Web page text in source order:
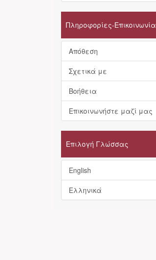
Πληροφορίες-Επικοινωνία
Απόθεση
Σχετικά με
Βοήθεια
Επικοινωνήστε μαζί μας
Επιλογή Γλώσσας
English
Ελληνικά